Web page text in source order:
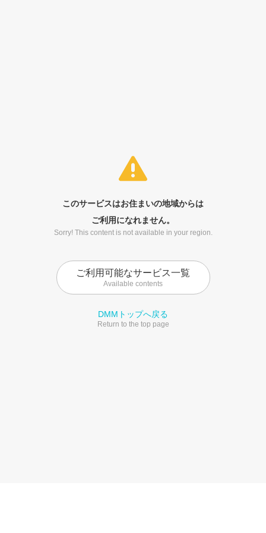
このサービスはお住まいの地域からは
ご利用になれません。
Sorry! This content is not available in your region.
ご利用可能なサービス一覧
Available contents
DMMトップへ戻る
Return to the top page